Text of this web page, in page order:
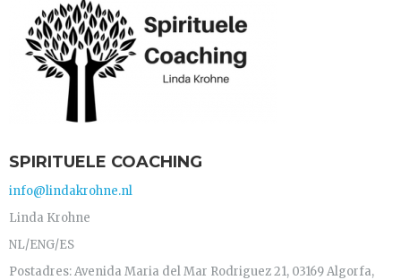
SPIRITUELE COACHING
info@lindakrohne.nl
Linda Krohne
NL/ENG/ES
Postadres: Avenida Maria del Mar Rodriguez 21, 03169 Algorfa,